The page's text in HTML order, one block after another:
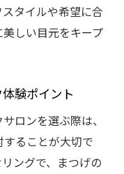
タイルや希望に合
しい目元をキープ
験ポイント
ロンを選ぶ際は、
ることが大切で
ングで、まつげの